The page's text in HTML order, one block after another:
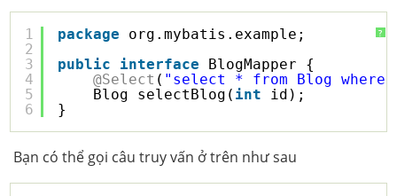
?
1
2
3
4
5
6
package
org.mybatis.example;
public
interface
BlogMapper {
@Select ( "select * from Blog
Blog selectBlog( int
id);
}
Bạn có thể gọi câu truy vấn ở trên như sau